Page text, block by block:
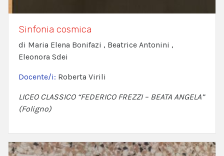
Sinfonia cosmica
di Maria Elena Bonifazi , Beatrice Antonini ,
Eleonora Sdei
Docente/i: Roberta Virili
LICEO CLASSICO “FEDERICO FREZZI – BEATA ANGELA”
(Foligno)